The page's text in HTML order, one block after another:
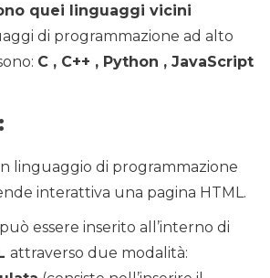
quei linguaggi vicini
di programmazione ad alto
C , C++ , Python , JavaScript
linguaggio di programmazione
interattiva una pagina HTML.
può essere inserito all’interno di
attraverso due modalità: